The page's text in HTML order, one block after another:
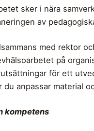
sker i nära
av
med rektor
på
för ett
du anpassar material
kompetens